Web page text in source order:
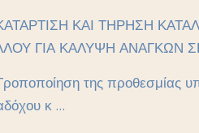
ΚΑΤΑΡΤΙΣΗ ΚΑΙ ΤΗΡΗΣΗ
ΓΙΑ ΚΑΛΥΨΗ ΑΝΑΓΚΩΝ
της προθεσμίας
κ ...